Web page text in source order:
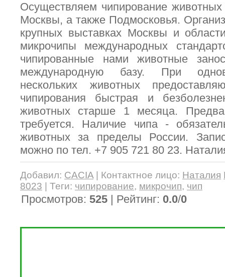
Осуществляем чипирование
Москвы, а также Подмосковья.
крупных выставках Москвы и
микрочипы международных
чипированные нами животные
международную базу. При
нескольких животных
чипирования быстрая и
животных старше 1 месяца.
требуется. Наличие чипа -
животных за пределы России.
можно по тел. +7 905 721 80 23.
Добавил: CACIA Контактное лицо: Наталия
8023
Теги: чипирование, микрочип, чип
Просмотров: 525 | Рейтинг: 0.0/0